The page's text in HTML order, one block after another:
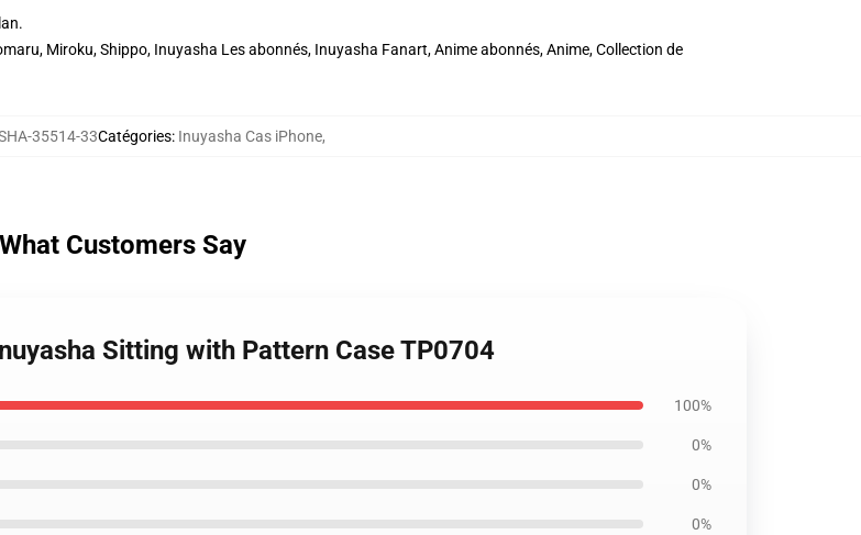
Miroku, Shippo, Inuyasha Les abonnés, Inuyasha Fanart, Anime abonnés, Anime, Collection de
35514-33Catégories: Inuyasha Cas iPhone,
What Customers Say
Sitting with Pattern Case TP0704
100%
0%
0%
0%